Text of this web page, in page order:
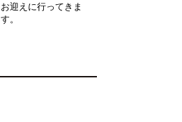
お迎えに行ってきま
す。